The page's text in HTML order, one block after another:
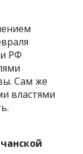
РФ
Сам же
властями